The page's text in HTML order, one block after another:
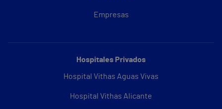
Empresas
Hospitales Privados
Hospital Vithas Aguas Vivas
Hospital Vithas Alicante